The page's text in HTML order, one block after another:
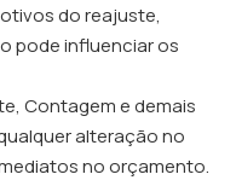
do reajuste,
pode influenciar os
Contagem e demais
alteração no
no orçamento.